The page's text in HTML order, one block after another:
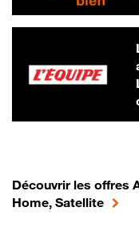
Découvrir les offres
Home, Satellite